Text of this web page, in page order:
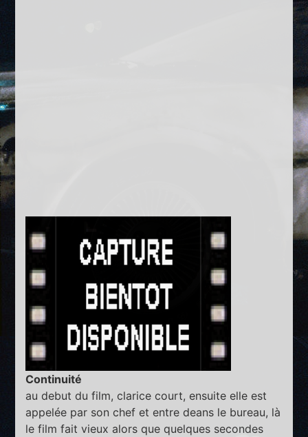
Continuité
au debut du film, clarice court, ensuite elle est
appelée par son chef et entre deans le bureau, là
le film fait vieux alors que quelques secondes